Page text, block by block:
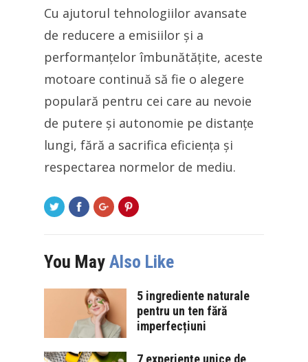
Cu ajutorul tehnologiilor avansate
de reducere a emisiilor și a
performanțelor îmbunătățite, aceste
motoare continuă să fie o alegere
populară pentru cei care au nevoie
de putere și autonomie pe distanțe
lungi, fără a sacrifica eficiența și
respectarea normelor de mediu.
You May Also Like
5 ingrediente naturale
pentru un ten fără
imperfecțiuni
7 experiențe unice de